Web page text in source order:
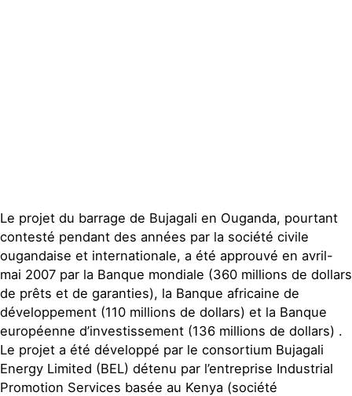
Le projet du barrage de Bujagali en Ouganda, pourtant
contesté pendant des années par la société civile
ougandaise et internationale, a été approuvé en avril-
mai 2007 par la Banque mondiale (360 millions de dollars
de prêts et de garanties), la Banque africaine de
développement (110 millions de dollars) et la Banque
européenne d’investissement (136 millions de dollars) .
Le projet a été développé par le consortium Bujagali
Energy Limited (BEL) détenu par l’entreprise Industrial
Promotion Services basée au Kenya (société